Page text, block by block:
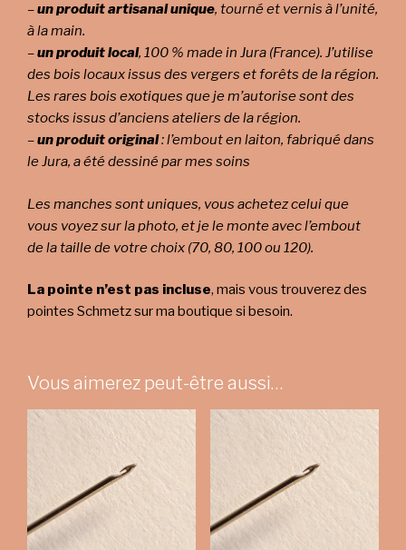
–un produit artisanal unique, tourné et vernis à l’unité,
à la main.
–un produit local, 100 % made in Jura (France). J’utilise
des bois locaux issus des vergers et forêts de la région.
Les rares bois exotiques que je m’autorise sont des
stocks issus d’anciens ateliers de la région.
–un produit original: l’embout en laiton, fabriqué dans
le Jura, a été dessiné par mes soins
Les manches sont uniques, vous achetez celui que
vous voyez sur la photo, et je le monte avec l’embout
de la taille de votre choix (70, 80, 100 ou 120).
La pointe n’est pas incluse, mais vous trouverez des
pointes Schmetz sur ma boutique si besoin.
Vous aimerez peut-être aussi…